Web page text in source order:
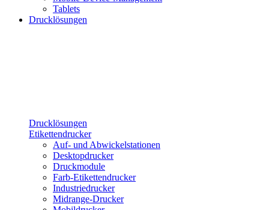
Tablets
Drucklösungen
Drucklösungen
Etikettendrucker
Auf- und Abwickelstationen
Desktopdrucker
Druckmodule
Farb-Etikettendrucker
Industriedrucker
Midrange-Drucker